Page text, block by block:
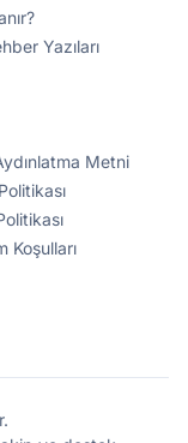
Yazıları
Metni
Koşulları